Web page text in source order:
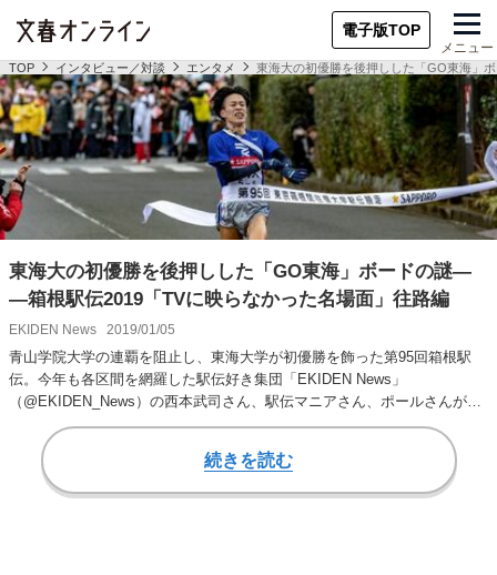
電子版TOP
メニュー
TOP インタビュー／対談 エンタメ 東海大の初優勝を後押しした「GO東海」
東海大の初優勝を後押しした「GO東海」ボードの謎―
―箱根駅伝2019「TVに映らなかった名場面」往路編
EKIDEN News 2019/01/05
青山学院大学の連覇を阻止し、東海大学が初優勝を飾った第95回箱根駅
伝。今年も各区間を網羅した駅伝好き集団「EKIDEN News」
（@EKIDEN_News）の西本武司さん、駅伝マニアさん、ポールさんがレ
ース後に集…
続きを読む